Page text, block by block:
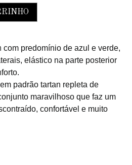
AO CARRINHO
com predomínio de azul e verde,
elástico na parte posterior
padrão tartan repleta de
maravilhoso que faz um
confortável e muito